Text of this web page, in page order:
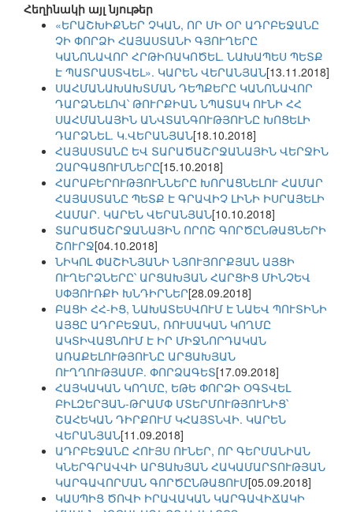
Հեղինակի այլ նյութեր
«ԵՐԱՇԽԻՔՆԵՐ ՉԿԱՆ, ՈՐ ՄԻ ՕՐ ԱԴՐԲԵՋԱՆԸ
ՉԻ ՓՈՐՁԻ ՀԱՅԱՍՏԱՆԻ ԳՅՈՒՂԵՐԸ
ԿԱՆՈՆԱՎՈՐ ՀՐԹԻՌԱԿՈԾԵԼ. ՆԱԽԱՊԵՍ ՊԵՏՔ
Է ՊԱՏՐԱՍՏՎԵԼ». ԿԱՐԵՆ ՎԵՐԱՆՅԱՆ[13.11.2018]
ՍԱՀՄԱՆԱԽԱԽՏՄԱՆ ԴԵՊՔԵՐԸ ԿԱՆՈՆԱՎՈՐ
ԴԱՐՁՆԵԼՈՎ՝ ԹՈՒՐՔԻԱՆ ՆՊԱՏԱԿ ՈՒՆԻ ՀՀ
ՍԱՀՄԱՆԱՅԻՆ ԱՆՎՏԱՆԳՈՒԹՅՈՒՆԸ ԽՈՑԵԼԻ
ԴԱՐՁՆԵԼ. Կ.ՎԵՐԱՆՅԱՆ[18.10.2018]
ՀԱՅԱՍՏԱՆԸ ԵՎ ՏԱՐԱԾԱՇՐՋԱՆԱՅԻՆ ՎԵՐՋԻՆ
ԶԱՐԳԱՑՈՒՄՆԵՐԸ[15.10.2018]
ՀԱՐԱԲԵՐՈՒԹՅՈՒՆՆԵՐԸ ԽՈՐԱՑՆԵԼՈՒ ՀԱՄԱՐ
ՀԱՅԱՍՏԱՆԸ ՊԵՏՔ Է ԳՐԱՎԻՉ ԼԻՆԻ ԻՍՐԱՅԵԼԻ
ՀԱՄԱՐ. ԿԱՐԵՆ ՎԵՐԱՆՅԱՆ[10.10.2018]
ՏԱՐԱԾԱՇՐՋԱՆԱՅԻՆ ՈՐՈՇ ԳՈՐԾԸՆԹԱՑՆԵՐԻ
ՇՈՒՐՋ[04.10.2018]
ՆԻԿՈԼ ՓԱՇԻՆՅԱՆԻ ՆՅՈՒՅՈՐՔՅԱՆ ԱՅՑԻ
ՈՒՂԵՐՁՆԵՐԸ՝ ԱՐՑԱԽՅԱՆ ՀԱՐՑԻՑ ՄԻՆՉԵՎ
ՍՓՅՈՒՌՔԻ ԽՆԴԻՐՆԵՐ[28.09.2018]
ԲԱՑԻ ՀՀ-ԻՑ, ՆԱԽԱՏԵՍՎՈՒՄ Է ՆԱԵՎ ՊՈՒՏԻՆԻ
ԱՅՑԸ ԱԴՐԲԵՋԱՆ, ՌՈՒՍԱԿԱՆ ԿՈՂՄԸ
ԱԿՏԻՎԱՑՆՈՒՄ Է ԻՐ ՄԻՋՆՈՐԴԱԿԱՆ
ԱՌԱՔԵԼՈՒԹՅՈՒՆԸ ԱՐՑԱԽՅԱՆ
ՈՒՂՂՈՒԹՅԱՄԲ. ՓՈՐՁԱԳԵՏ[17.09.2018]
ՀԱՅԿԱԿԱՆ ԿՈՂՄԸ, ԵԹԵ ՓՈՐՁԻ ՕԳՏՎԵԼ
ԲԻԼԶԵՐՅԱՆ-ԹՐԱՄՓ ՄՏԵՐՄՈՒԹՅՈՒՆԻՑ՝
ՇԱՀԵԿԱՆ ԴԻՐՔՈՒՄ ԿՀԱՅՏՆՎԻ. ԿԱՐԵՆ
ՎԵՐԱՆՅԱՆ[11.09.2018]
ԱԴՐԲԵՋԱՆԸ ՀՈՒՅՍ ՈՒՆԵՐ, ՈՐ ԳԵՐՄԱՆԻԱՆ
ԿՆԵՐԳՐԱՎՎԻ ԱՐՑԱԽՅԱՆ ՀԱԿԱՄԱՐՏՈՒԹՅԱՆ
ԿԱՐԳԱՎՈՐՄԱՆ ԳՈՐԾԸՆԹԱՑՈՒՄ[05.09.2018]
ԿԱՍՊԻՑ ԾՈՎԻ ԻՐԱՎԱԿԱՆ ԿԱՐԳԱՎԻՃԱԿԻ